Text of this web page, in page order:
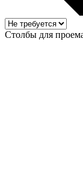
Столбы для